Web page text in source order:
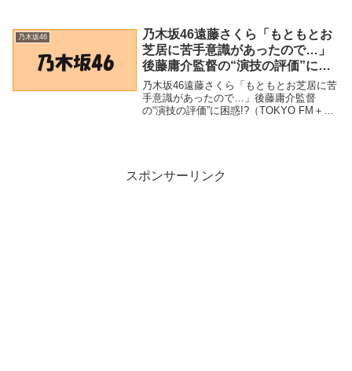
乃木坂46齋藤飛鳥「浅草キッド」...
乃木坂46
乃木坂46遠藤さくら「もともとお
芝居に苦手意識があったので…」
後藤庸介監督の“演技の評価”に困
惑!?（TOKYO FM＋） – Yahoo!ニ
ュース – Yahoo!ニュース
乃木坂46遠藤さくら「もともとお芝居に苦
手意識があったので…」後藤庸介監督
の“演技の評価”に困惑!?（TOKYO FM＋）
スポンサーリンク